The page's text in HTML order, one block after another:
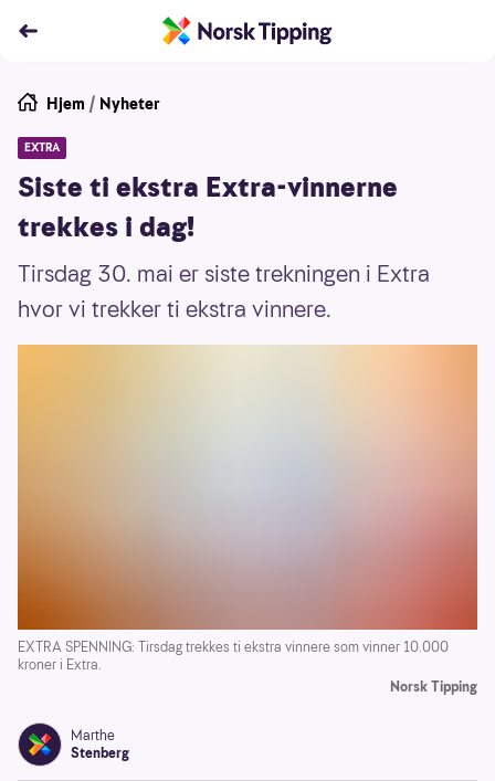
Hjem / Nyheter
EXTRA
Siste ti ekstra Extra-vinnerne
trekkes i dag!
Tirsdag 30. mai er siste trekningen i Extra
hvor vi trekker ti ekstra vinnere.
EXTRA SPENNING: Tirsdag trekkes ti ekstra vinnere som vinner 10.000
kroner i Extra.
Norsk Tipping
Marthe
Stenberg